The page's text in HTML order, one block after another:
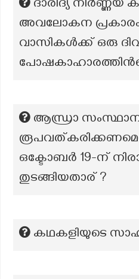
ദാരിദ്യ നിർണ്ണയ
അവലോകന
വാസികൾക്ക് ഒരു
ആന്ധ്രാ
ഒക്ടോബർ 19-ന്
തുടങ്ങിയതാര് ?
കഥകളിയുടെ